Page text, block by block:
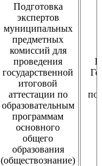
Подготовка
экспертов
муниципальных
предметных
комиссий для
проведения
государственной
итоговой
аттестации по
образовательным
программам
основного
общего
образования
(обществознание)